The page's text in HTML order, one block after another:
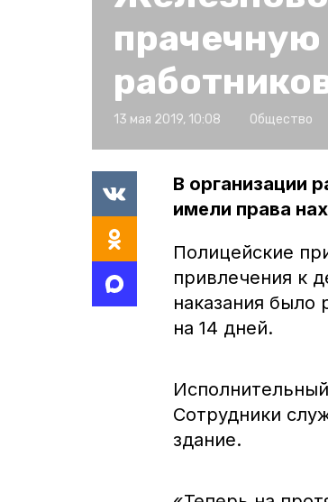
13 мая 2019, 10:08 Общество
В организации
имели права
Полицейские
привлечения к
наказания было
на 14 дней.
Сотрудники
здание.